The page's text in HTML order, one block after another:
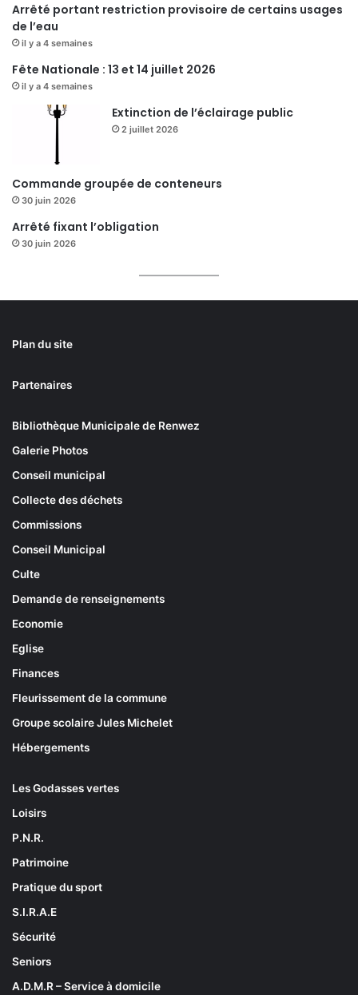
Arrêté portant restriction provisoire de certains usages
de l’eau
il y a 4 semaines
Fête Nationale : 13 et 14 juillet 2026
il y a 4 semaines
Extinction de l’éclairage public
2 juillet 2026
Commande groupée de conteneurs
30 juin 2026
Arrêté fixant l’obligation
30 juin 2026
Plan du site
Partenaires
Bibliothèque Municipale de Renwez
Galerie Photos
Conseil municipal
Collecte des déchets
Commissions
Conseil Municipal
Culte
Demande de renseignements
Economie
Eglise
Finances
Fleurissement de la commune
Groupe scolaire Jules Michelet
Hébergements
Les Godasses vertes
Loisirs
P.N.R.
Patrimoine
Pratique du sport
S.I.R.A.E
Sécurité
Seniors
A.D.M.R – Service à domicile